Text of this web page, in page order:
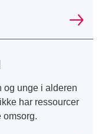
og unge i alderen
har ressourcer
omsorg.